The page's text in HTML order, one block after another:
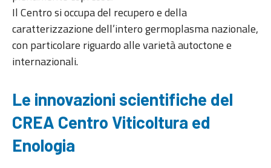
Il Centro si occupa del recupero e della
caratterizzazione dell’intero germoplasma nazionale,
con particolare riguardo alle varietà autoctone e
internazionali.
Le innovazioni scientifiche del
CREA Centro Viticoltura ed
Enologia